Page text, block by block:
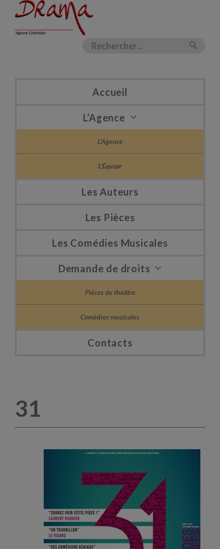
Accueil
L’Agence
L’Agence
L’Équipe
Les Auteurs
Les Pièces
Les Comédies Musicales
Demande de droits
Pièces de théâtre
Comédies musicales
Contacts
31